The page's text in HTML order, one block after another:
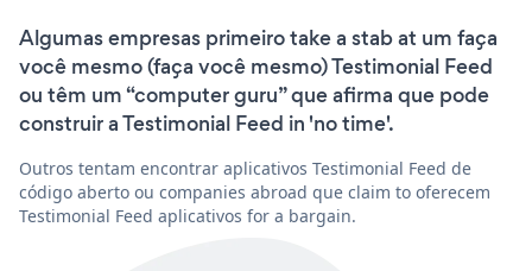
Algumas empresas primeiro take a stab at um faça
você mesmo (faça você mesmo) Testimonial Feed
ou têm um “computer guru” que afirma que pode
construir a Testimonial Feed in 'no time'.
Outros tentam encontrar aplicativos Testimonial Feed de
código aberto ou companies abroad que claim to oferecem
Testimonial Feed aplicativos for a bargain.